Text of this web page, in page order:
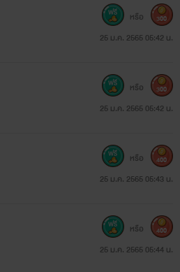
25 ม.ค. 2565 05:42 น.
หรือ 300
25 ม.ค. 2565 05:42 น.
หรือ 300
25 ม.ค. 2565 05:43 น.
หรือ 400
25 ม.ค. 2565 05:44 น.
หรือ 400